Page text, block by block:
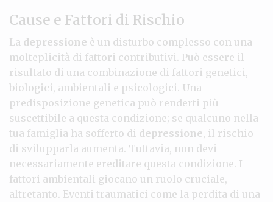
Cause e Fattori di Rischio
La depressione è un disturbo complesso con una
molteplicità di fattori contributivi. Può essere il
risultato di una combinazione di fattori genetici,
biologici, ambientali e psicologici. Una
predisposizione genetica può renderti più
suscettibile a questa condizione; se qualcuno nella
tua famiglia ha sofferto di depressione, il rischio
di svilupparla aumenta. Tuttavia, non devi
necessariamente ereditare questa condizione. I
fattori ambientali giocano un ruolo cruciale,
altretanto. Eventi traumatici come la perdita di una